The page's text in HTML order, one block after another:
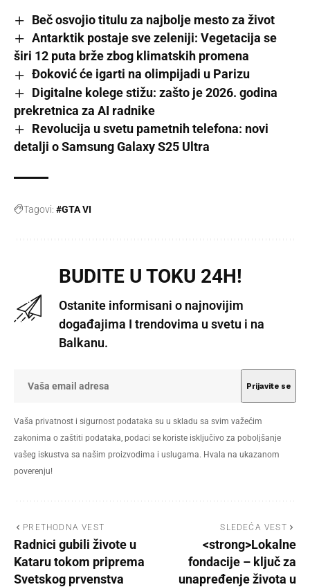
Beč osvojio titulu za najbolje mesto za život
Antarktik postaje sve zeleniji: Vegetacija se
širi 12 puta brže zbog klimatskih promena
Đoković će igarti na olimpijadi u Parizu
Digitalne kolege stižu: zašto je 2026. godina
prekretnica za AI radnike
Revolucija u svetu pametnih telefona: novi
detalji o Samsung Galaxy S25 Ultra
Tagovi: #GTA VI
BUDITE U TOKU 24H!
Ostanite informisani o najnovijim
događajima I trendovima u svetu i na
Balkanu.
Vaša privatnost i sigurnost podataka su u skladu sa svim važećim
zakonima o zaštiti podataka, podaci se koriste isključivo za poboljšanje
vašeg iskustva sa našim proizvodima i uslugama. Hvala na ukazanom
poverenju!
PRETHODNA VEST
Radnici gubili živote u
Kataru tokom priprema
Svetskog prvenstva
SLEDEĆA VEST
<strong>Lokalne
fondacije – ključ za
unapređenje života u